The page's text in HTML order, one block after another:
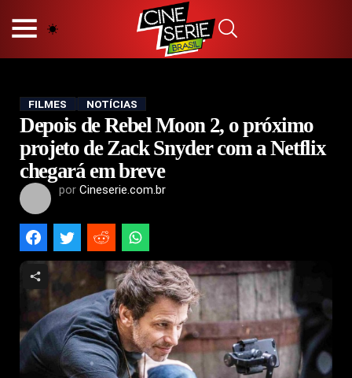
POLÍTICA DE PRIVACIDADE
TERMOS E CONDIÇÕES
CONTATO
Hot
Popular
Tendência
Filmes
Séries
Novelas
FILMES NOTÍCIAS
Depois de Rebel Moon 2, o próximo
projeto de Zack Snyder com a Netflix
chegará em breve
por Cineserie.com.br